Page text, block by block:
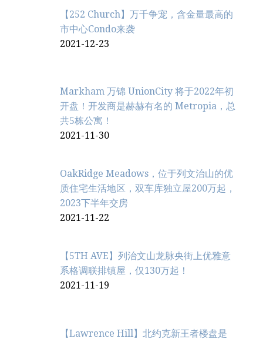
【252 Church】万千争宠，含金量最高的
市中心Condo来袭
2021-12-23
Markham 万锦 UnionCity 将于2022年初
开盘！开发商是赫赫有名的 Metropia，总
共5栋公寓！
2021-11-30
OakRidge Meadows，位于列文治‬山的优
质住宅生活地区，双车库独立屋200万起，
2023下半年交房
2021-11-22
【5TH AVE】列治文山龙脉央街上优雅意
系格调联排镇屋，仅130万起！
2021-11-19
【Lawrence Hill】北约克新王者楼盘是